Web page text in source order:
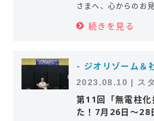
さまへ、心からのお
続きを見る
- ジオリゾーム＆
2023.08.10 | ス
第11回「無電柱
た！7月26日～28